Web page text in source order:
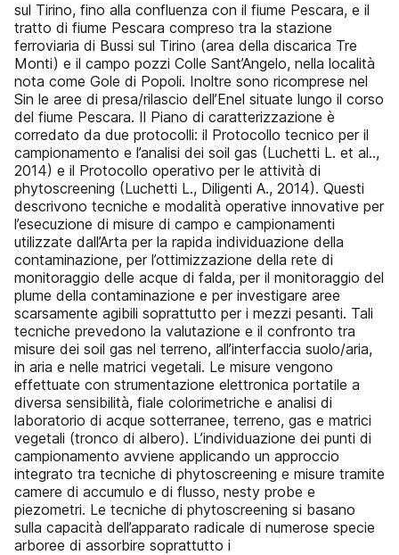
sul Tirino, fino alla confluenza con il fiume Pescara, e il
tratto di fiume Pescara compreso tra la stazione
ferroviaria di Bussi sul Tirino (area della discarica Tre
Monti) e il campo pozzi Colle Sant’Angelo, nella località
nota come Gole di Popoli. Inoltre sono ricomprese nel
Sin le aree di presa/rilascio dell’Enel situate lungo il corso
del fiume Pescara. Il Piano di caratterizzazione è
corredato da due protocolli: il Protocollo tecnico per il
campionamento e l’analisi dei soil gas (Luchetti L. et al..,
2014) e il Protocollo operativo per le attività di
phytoscreening (Luchetti L., Diligenti A., 2014). Questi
descrivono tecniche e modalità operative innovative per
l’esecuzione di misure di campo e campionamenti
utilizzate dall’Arta per la rapida individuazione della
contaminazione, per l’ottimizzazione della rete di
monitoraggio delle acque di falda, per il monitoraggio del
plume della contaminazione e per investigare aree
scarsamente agibili soprattutto per i mezzi pesanti. Tali
tecniche prevedono la valutazione e il confronto tra
misure dei soil gas nel terreno, all’interfaccia suolo/aria,
in aria e nelle matrici vegetali. Le misure vengono
effettuate con strumentazione elettronica portatile a
diversa sensibilità, fiale colorimetriche e analisi di
laboratorio di acque sotterranee, terreno, gas e matrici
vegetali (tronco di albero). L’individuazione dei punti di
campionamento avviene applicando un approccio
integrato tra tecniche di phytoscreening e misure tramite
camere di accumulo e di flusso, nesty probe e
piezometri. Le tecniche di phytoscreening si basano
sulla capacità dell’apparato radicale di numerose specie
arboree di assorbire soprattutto i